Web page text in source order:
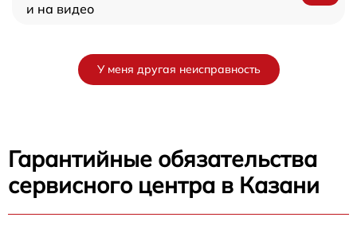
и на видео
У меня другая неисправность
Гарантийные обязательства
сервисного центра в Казани